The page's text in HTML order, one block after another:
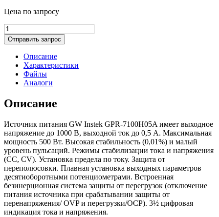
Цена по запросу
GPR-
7100H05A
источник
питания
количество
Отправить запрос
Описание
Характеристики
Файлы
Аналоги
Описание
Источник питания GW Instek GPR-7100H05A имеет выходное
напряжение до 1000 В, выходной ток до 0,5 А. Максимальная
мощность 500 Вт. Высокая стабильность (0,01%) и малый
уровень пульсаций. Режимы стабилизации тока и напряжения
(СС, CV). Установка предела по току. Защита от
переполюсовки. Плавная установка выходных параметров
десятиоборотными потенциометрами. Встроенная
безинерционная система защиты от перегрузок (отключение
питания источника при срабатывании защиты от
перенапряжения/ OVP и перегрузки/OCP). 3½ цифровая
индикация тока и напряжения.